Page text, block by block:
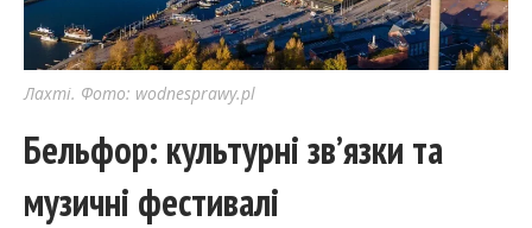
Лахті. Фото: wodnesprawy.pl
Бельфор: культурні зв’язки та
музичні фестивалі